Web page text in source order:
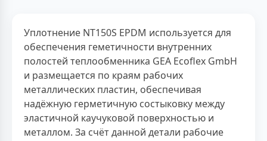
Уплотнение NT150S EPDM используется для
обеспечения геметичности внутренних
полостей теплообменника GEA Ecoflex GmbH
и размещается по краям рабочих
металлических пластин, обеспечивая
надёжную герметичную состыковку между
эластичной каучуковой поверхностью и
металлом. За счёт данной детали рабочие